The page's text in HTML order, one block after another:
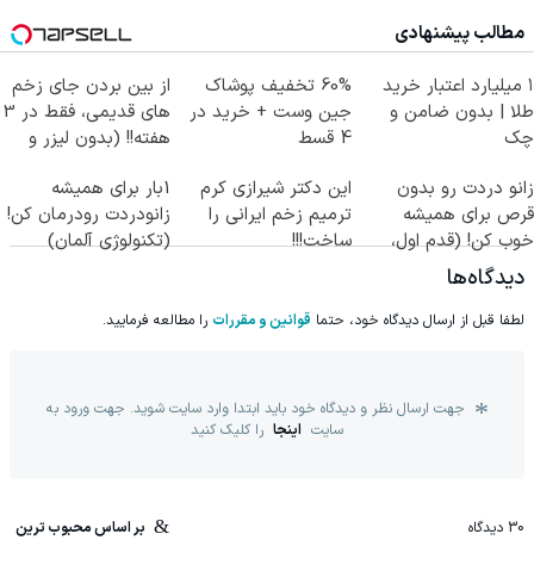
مطالب پیشنهادی
۱ میلیارد اعتبار خرید
طلا | بدون ضامن و
چک
60% تخفیف پوشاک
جین وست + خرید در
4 قسط
از بین بردن جای زخم
های قدیمی، فقط در 3
هفته!! (بدون لیزر و
زانو دردت رو بدون
قرص برای همیشه
خوب کن! (قدم اول،
پرسش‌نامه)
این دکتر شیرازی کرم
ترمیم زخم ایرانی را
ساخت!!!
1بار برای همیشه
زانودردت رودرمان کن!
(تکنولوژی آلمان)
دیدگاه‌ها
لطفا قبل از ارسال دیدگاه خود، حتما قوانین و مقررات را مطالعه فرمایید.
جهت ارسال نظر و دیدگاه خود باید ابتدا وارد سایت شوید. جهت ورود به
سایت اینجا را کلیک کنید
30 دیدگاه بر اساس محبوب ترین